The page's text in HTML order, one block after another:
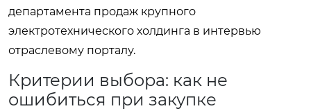
департамента продаж крупного
электротехнического холдинга в интервью
отраслевому порталу.
Критерии выбора: как не
ошибиться при закупке